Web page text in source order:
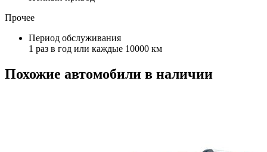
Прочее
Период обслуживания
1 раз в год или каждые 10000 км
Похожие автомобили в наличии